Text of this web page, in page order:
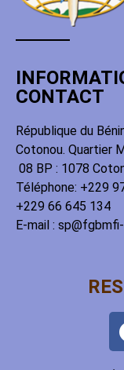
CONTACT
République du
Cotonou. Quartier
08 BP : 1078
Téléphone: +229
+229 66 645 134
E-mail :